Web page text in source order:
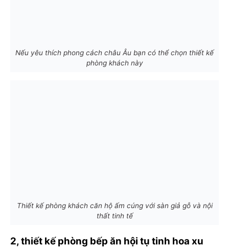
Nếu yêu thích phong cách châu Âu bạn có thể chọn thiết kế
phòng khách này
Thiết kế phòng khách căn hộ ấm cúng với sàn giả gỗ và nội
thất tinh tế
2,thiết kế phòng bếp ăn hội tụ tinh hoa xu